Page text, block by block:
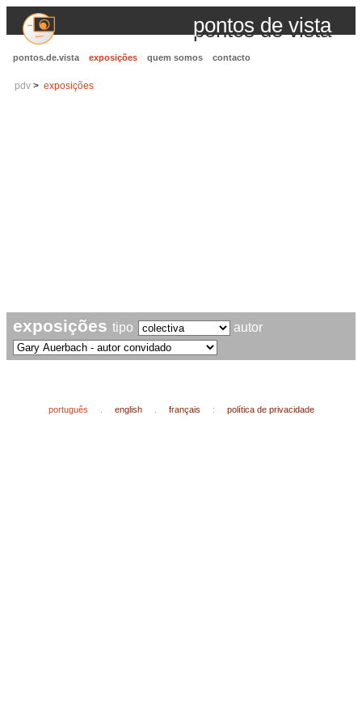
pontos de vista
pontos.de.vista exposições quem somos contacto
pdv exposições
exposições tipo autor
português english français : política de privacidade